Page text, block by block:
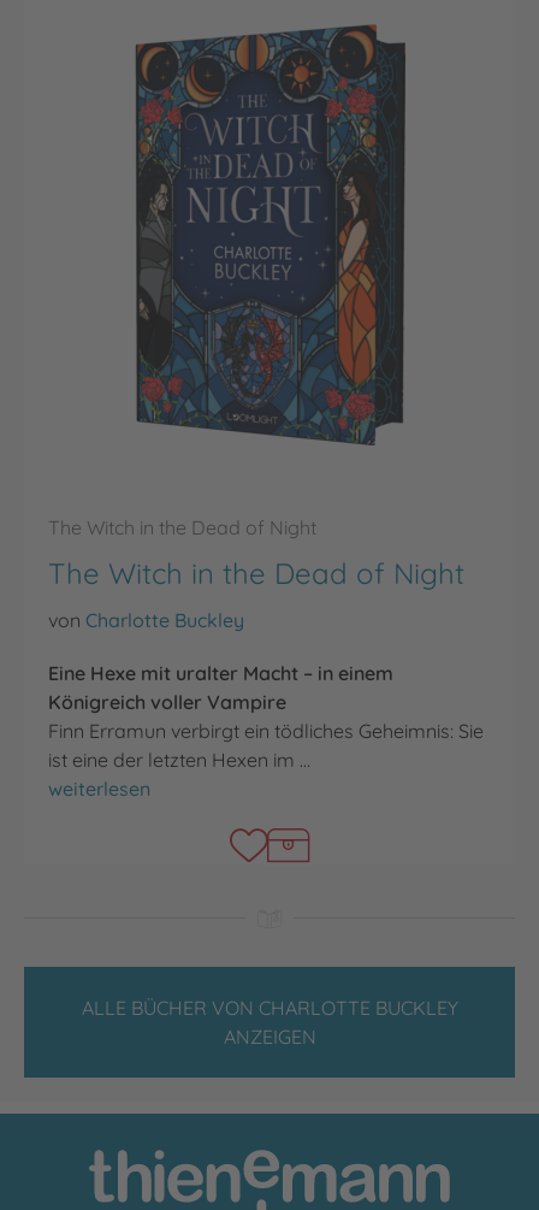
The Witch in the Dead of Night
The Witch in the Dead of Night
von Charlotte Buckley
Eine Hexe mit uralter Macht – in einem
Königreich voller Vampire
Finn Erramun verbirgt ein tödliches Geheimnis: Sie
ist eine der letzten Hexen im …
The Witch in the Dead of Night
weiterlesen
ALLE BÜCHER VON CHARLOTTE BUCKLEY
ANZEIGEN